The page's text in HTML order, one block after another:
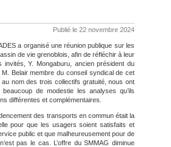
Publié le 22 novembre 2024
a organisé une réunion publique sur les
de vie grenoblois, afin de réfléchir à leur
invités, Y. Mongaburu, ancien président du
Belair membre du conseil syndical de cet
nom des trois collectifs gratuité, nous ont
de modestie les analyses qu’ils
différentes et complémentaires.
des transports en commun était la
pour que les usagers soient satisfaits et
public et que malheureusement pour de
pas le cas. L’offre du SMMAG diminue